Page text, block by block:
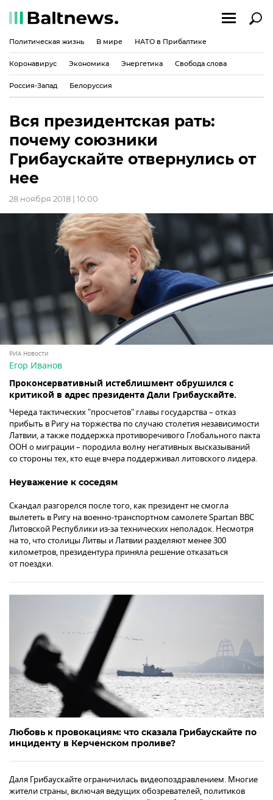
Политическая жизнь В мире НАТО в Прибалтике
Коронавирус Экономика Энергетика Свобода слова
Россия-Запад Белоруссия
Вся президентская рать:
почему союзники
Грибаускайте отвернулись от
нее
28 ноября 2018 | 10:00
РИА Новости
Егор Иванов
Проконсервативный истеблишмент обрушился с
критикой в адрес президента Дали Грибаускайте.
Череда тактических "просчетов" главы государства – отказ
прибыть в Ригу на торжества по случаю столетия независимости
Латвии, а также поддержка противоречивого Глобального пакта
ООН о миграции – породила волну негативных высказываний
со стороны тех, кто еще вчера поддерживал литовского лидера.
Неуважение к соседям
Скандал разгорелся после того, как президент не смогла
вылететь в Ригу на военно-транспортном самолете Spartan ВВС
Литовской Республики из-за технических неполадок. Несмотря
на то, что столицы Литвы и Латвии разделяют менее 300
километров, президентура приняла решение отказаться
от поездки.
Любовь к провокациям: что сказала Грибаускайте по
инциденту в Керченском проливе?
Даля Грибаускайте ограничилась видеопоздравлением. Многие
жители страны, включая ведущих обозревателей, политиков